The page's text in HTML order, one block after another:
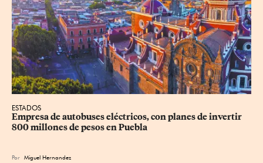
ESTADOS
Empresa de autobuses eléctricos, con planes de invertir
800 millones de pesos en Puebla
Por Miguel Hernandez